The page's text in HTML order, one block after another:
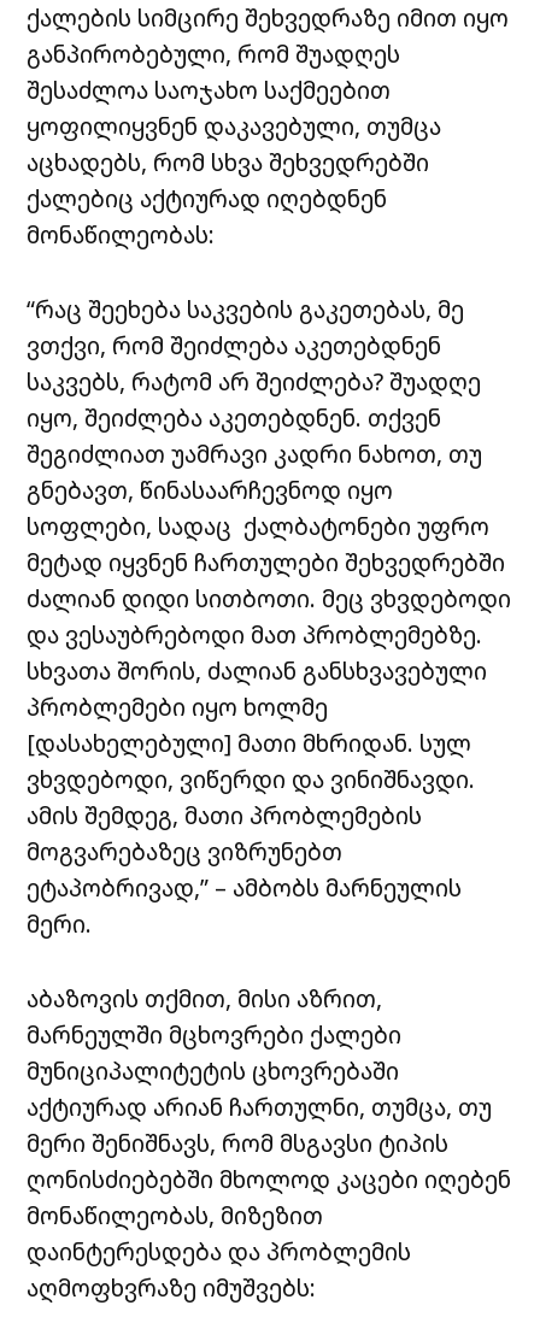
ქალების სიმცირე შეხვედრაზე იმით იყო
განპირობებული, რომ შუადღეს
შესაძლოა საოჯახო საქმეებით
ყოფილიყვნენ დაკავებული, თუმცა
აცხადებს, რომ სხვა შეხვედრებში
ქალებიც აქტიურად იღებდნენ
მონაწილეობას:
“რაც შეეხება საკვების გაკეთებას, მე
ვთქვი, რომ შეიძლება აკეთებდნენ
საკვებს, რატომ არ შეიძლება? შუადღე
იყო, შეიძლება აკეთებდნენ. თქვენ
შეგიძლიათ უამრავი კადრი ნახოთ, თუ
გნებავთ, წინასაარჩევნოდ იყო
სოფლები, სადაც ქალბატონები უფრო
მეტად იყვნენ ჩართულები შეხვედრებში
ძალიან დიდი სითბოთი. მეც ვხვდებოდი
და ვესაუბრებოდი მათ პრობლემებზე.
სხვათა შორის, ძალიან განსხვავებული
პრობლემები იყო ხოლმე
[დასახელებული] მათი მხრიდან. სულ
ვხვდებოდი, ვიწერდი და ვინიშნავდი.
ამის შემდეგ, მათი პრობლემების
მოგვარებაზეც ვიზრუნებთ
ეტაპობრივად,” – ამბობს მარნეულის
მერი.
აბაზოვის თქმით, მისი აზრით,
მარნეულში მცხოვრები ქალები
მუნიციპალიტეტის ცხოვრებაში
აქტიურად არიან ჩართულნი, თუმცა, თუ
მერი შენიშნავს, რომ მსგავსი ტიპის
ღონისძიებებში მხოლოდ კაცები იღებენ
მონაწილეობას, მიზეზით
დაინტერესდება და პრობლემის
აღმოფხვრაზე იმუშვებს: